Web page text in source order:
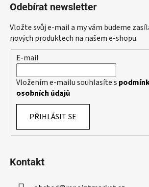
c
í
p
k
i
Odebírat newsletter
Vložte svůj e-mail a my vám budeme
nových produktech na našem e-shopu.
E-mail
Vložením e-mailu souhlasíte s
osobních údajů
PŘIHLÁSIT SE
Kontakt